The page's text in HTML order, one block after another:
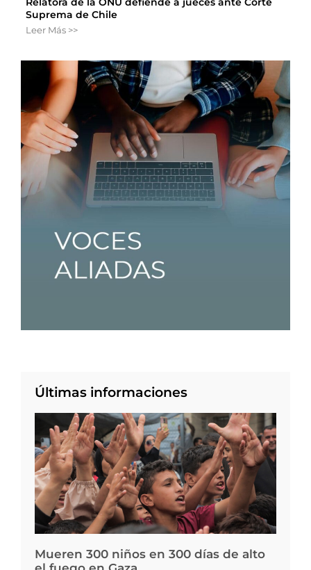
Suprema de Chile
Leer Más >>
Últimas informaciones
Mueren 300 niños en 300 días de alto